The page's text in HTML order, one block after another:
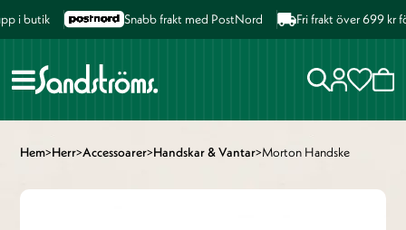
i butik Snabb frakt med PostNord Fri frakt över 699 kr för
Hem>Herr>Accessoarer>Handskar & Vantar>Morton Handske